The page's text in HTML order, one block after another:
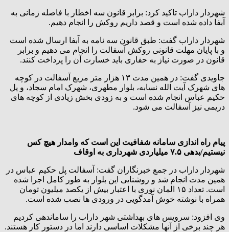
شهردار داراب تاکید کرد: برابر قانون سه اخطار با فاصله زمانی به
آبفا داده شده است و قصد داریم روکش را انجام دهیم.
شهردار داراب گفت: طبق قانون سه نامه به آبفا ارسال شده است
و با پایان مهلت قانونی روکش آسفالت را انجام می دهیم و برابر
قانون در صورت نیاز به حفاری باید خسارت آن را پرداخت کنند.
جاویدی گفت: در همین مدت ۱۳ هزار متر مربع آسفالت در کوچه
های شهرک آیت الله نسابه، بلوار مطهری، شهرک امام سجاد، و پل
حکیم عباس انجام شده است و به زودی بخش زیادی از کوچه های
دریمی نیز آسفالت می شود.
پیام راه اندازی سامانه شفافیت این است که وامدار هیچ کس
نیستیم/بدهی ۷.۵ میلیاردی شهرداری به اوقاف
شهردار داراب در جمع خبرنگاران گفت: آسفالت پل حکیم عباس در
همین مدت انجام شد و روشنایی این بلوار به طور کامل اجرا شده
است. تعداد ۱۵ المان نوری با اعتبار بیش از یکصد میلیون تومان
همراه با نوشته خوش آمدگویی در ورودی ها نصب شده است.
وی افزود: سرویس های بهداشتی شهر داراب را ساماندهی کردیم
هر چند برخی از آنها مشکلات اساسی دارند اما در دستور کار هستند.